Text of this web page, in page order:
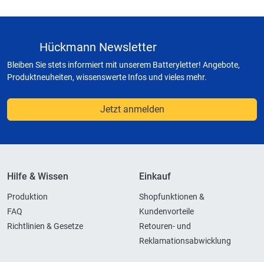
Hückmann Newsletter
Bleiben Sie stets informiert mit unserem Batteryletter! Angebote,
Produktneuheiten, wissenswerte Infos und vieles mehr.
Jetzt anmelden
Hilfe & Wissen
Produktion
FAQ
Richtlinien & Gesetze
Einkauf
Shopfunktionen &
Kundenvorteile
Retouren- und
Reklamationsabwicklung